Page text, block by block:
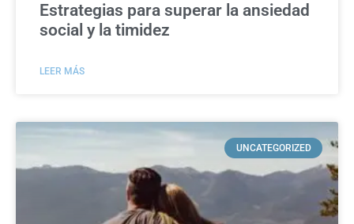
Estrategias para superar la ansiedad
social y la timidez
LEER MÁS
UNCATEGORIZED